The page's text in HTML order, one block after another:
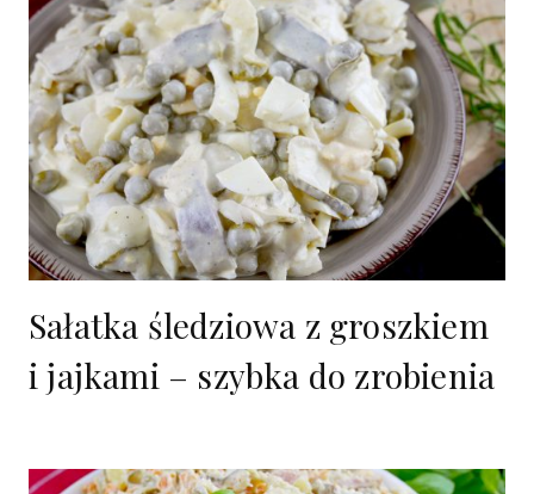
Sałatka śledziowa z groszkiem
i jajkami – szybka do zrobienia